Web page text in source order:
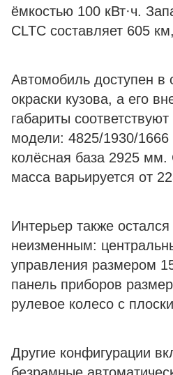
ёмкостью 100 кВт·ч.
CLTC составляет 605
Автомобиль доступен в
окраски кузова, а его
габариты
модели: 4825/1930/
колёсная база 2925
масса варьируется от
Интерьер также остался
неизменным:
управления размером
панель приборов
рулевое колесо с
Другие конфигурации
безрамные